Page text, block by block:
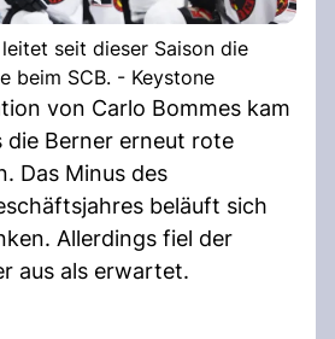
seit dieser Saison die
beim SCB. - Keystone
von Carlo Bommes kam
die Berner erneut rote
Das Minus des
beläuft sich
Allerdings fiel der
aus als erwartet.